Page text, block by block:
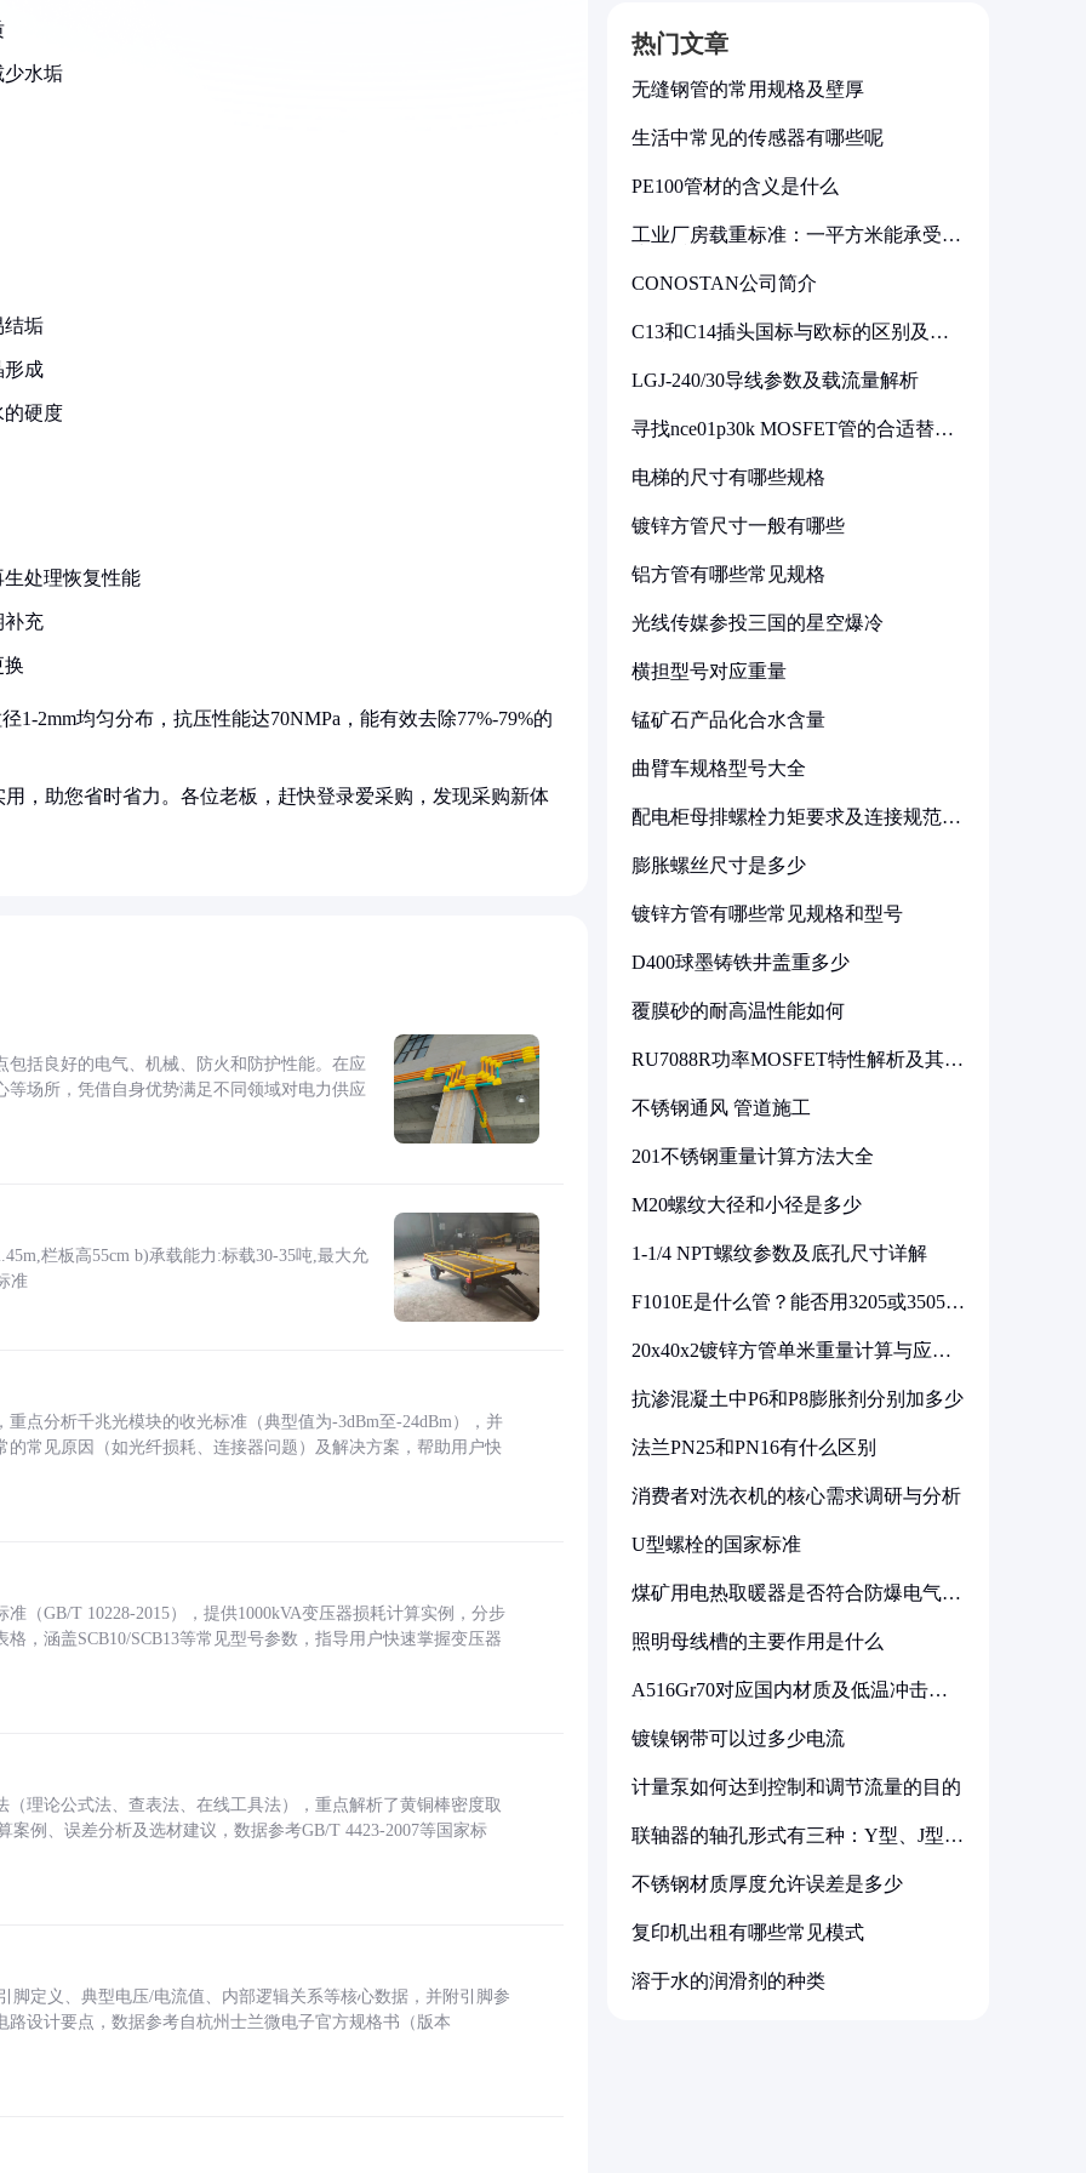
少水垢
结垢
形成
的硬度
处理恢复性能
补充
换
1-2mm均匀分布，抗压性能达70NMPa，能有效去除77%-79%的
，助您省时省力。各位老板，赶快登录爱采购，发现采购新体
括良好的电气、机械、防火和防护性能。在应
场所，凭借自身优势满足不同领域对电力供应
栏板高55cm b)承载能力:标载30-35吨,最大允
准
点分析千兆光模块的收光标准（典型值为-3dBm至-24dBm），并
常见原因（如光纤损耗、连接器问题）及解决方案，帮助用户快
（GB/T 10228-2015），提供1000kVA变压器损耗计算实例，分步
，涵盖SCB10/SCB13等常见型号参数，指导用户快速掌握变压器
理论公式法、查表法、在线工具法），重点解析了黄铜棒密度取
案例、误差分析及选材建议，数据参考GB/T 4423-2007等国家标
脚定义、典型电压/电流值、内部逻辑关系等核心数据，并附引脚参
设计要点，数据参考自杭州士兰微电子官方规格书（版本
热门文章
无缝钢管的常用规格及壁厚
生活中常见的传感器有哪些呢
PE100管材的含义是什么
工业厂房载重标准：一平方米能承受多
CONOSTAN公司简介
C13和C14插头国标与欧标的区别及其
LGJ-240/30导线参数及载流量解析
寻找nce01p30k MOSFET管的合适替代
电梯的尺寸有哪些规格
镀锌方管尺寸一般有哪些
铝方管有哪些常见规格
光线传媒参投三国的星空爆冷
横担型号对应重量
锰矿石产品化合水含量
曲臂车规格型号大全
配电柜母排螺栓力矩要求及连接规范详
膨胀螺丝尺寸是多少
镀锌方管有哪些常见规格和型号
D400球墨铸铁井盖重多少
覆膜砂的耐高温性能如何
RU7088R功率MOSFET特性解析及其在
不锈钢通风 管道施工
201不锈钢重量计算方法大全
M20螺纹大径和小径是多少
1-1/4 NPT螺纹参数及底孔尺寸详解
F1010E是什么管？能否用3205或3505代
20x40x2镀锌方管单米重量计算与应用
抗渗混凝土中P6和P8膨胀剂分别加多少
法兰PN25和PN16有什么区别
消费者对洗衣机的核心需求调研与分析
U型螺栓的国家标准
煤矿用电热取暖器是否符合防爆电气设
照明母线槽的主要作用是什么
A516Gr70对应国内材质及低温冲击要
镀镍钢带可以过多少电流
计量泵如何达到控制和调节流量的目的
联轴器的轴孔形式有三种：Y型、J型、
不锈钢材质厚度允许误差是多少
复印机出租有哪些常见模式
溶于水的润滑剂的种类